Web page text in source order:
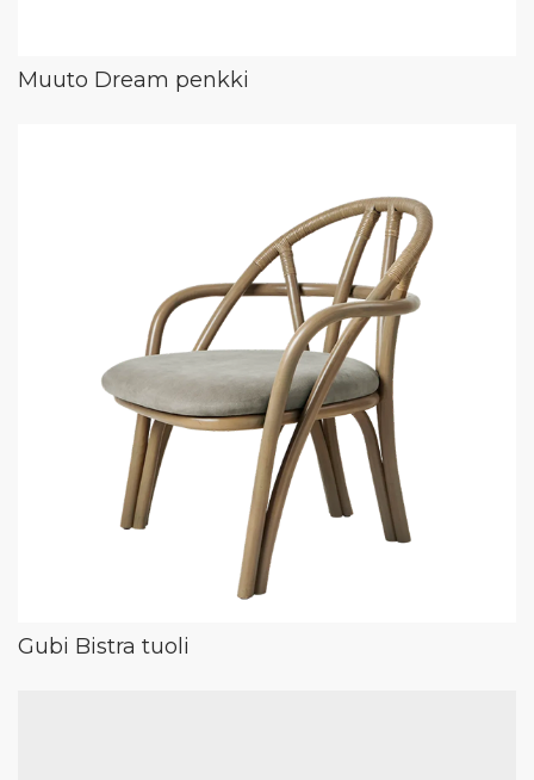
Muuto Dream penkki
Gubi Bistra tuoli